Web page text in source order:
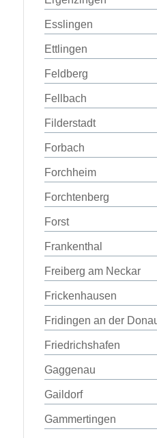
Esslingen
Ettlingen
Feldberg
Fellbach
Filderstadt
Forbach
Forchheim
Forchtenberg
Forst
Frankenthal
Freiberg am Neckar
Frickenhausen
Fridingen an der
Friedrichshafen
Gaggenau
Gaildorf
Gammertingen